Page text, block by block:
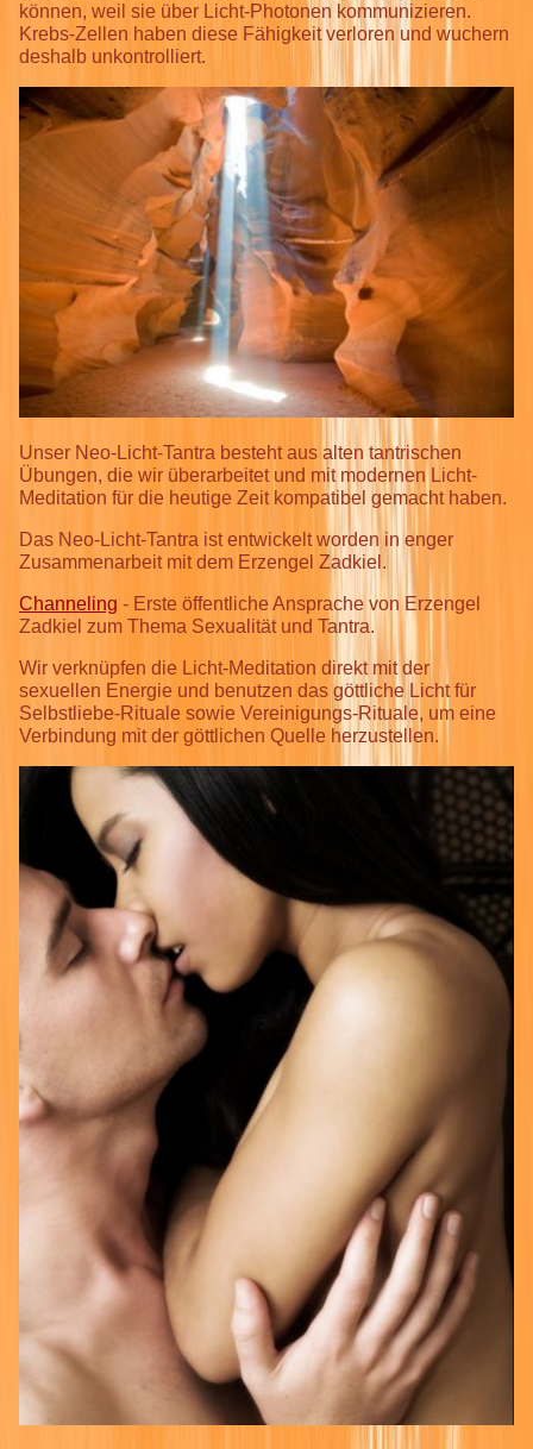
können, weil sie über Licht-Photonen kommunizieren.
Krebs-Zellen haben diese Fähigkeit verloren und wuchern
deshalb unkontrolliert.
Unser Neo-Licht-Tantra besteht aus alten tantrischen
Übungen, die wir überarbeitet und mit modernen Licht-
Meditation für die heutige Zeit kompatibel gemacht haben.
Das Neo-Licht-Tantra ist entwickelt worden in enger
Zusammenarbeit mit dem Erzengel Zadkiel.
Channeling - Erste öffentliche Ansprache von Erzengel
Zadkiel zum Thema Sexualität und Tantra.
Wir verknüpfen die Licht-Meditation direkt mit der
sexuellen Energie und benutzen das göttliche Licht für
Selbstliebe-Rituale sowie Vereinigungs-Rituale, um eine
Verbindung mit der göttlichen Quelle herzustellen.